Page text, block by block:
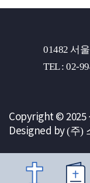
01482 서
TEL : 02-
Copyright © 2025
Designed by(주)